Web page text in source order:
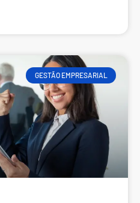
GESTÃO EMPRESARIAL